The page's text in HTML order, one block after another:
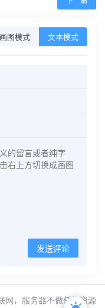
画图模式 文本模式
发送评论
网，服务器不做任何资源